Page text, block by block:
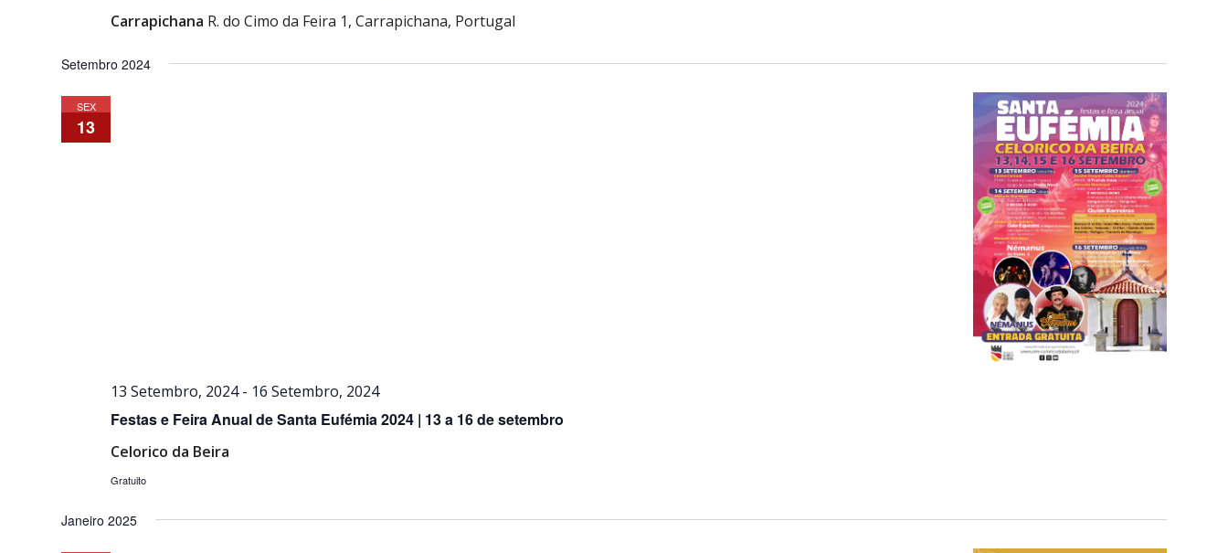
Carrapichana R. do Cimo da Feira 1, Carrapichana, Portugal
Setembro 2024
SEX
13
Festas e Feira Anual de Santa Eufémia 2024 | 13 a 16 de setembro
13 Setembro, 2024- 16 Setembro, 2024
Celorico da Beira
Gratuito
Janeiro 2025